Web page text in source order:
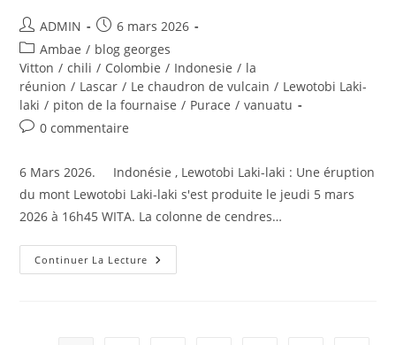
Auteur/autrice
de
la
publication :
ADMIN
Publication
publiée :
6 mars 2026
Post
category:
Ambae / blog georges
Vitton / chili / Colombie / Indonesie / la
réunion / Lascar / Le chaudron de vulcain / Lewotobi Laki-
laki / piton de la fournaise / Purace / vanuatu
Commentaires
publication :
0 commentaire
6 Mars 2026. Indonésie , Lewotobi Laki-laki : Une éruption
du mont Lewotobi Laki-laki s'est produite le jeudi 5 mars
2026 à 16h45 WITA. La colonne de cendres…
Continuer La Lecture
Mars